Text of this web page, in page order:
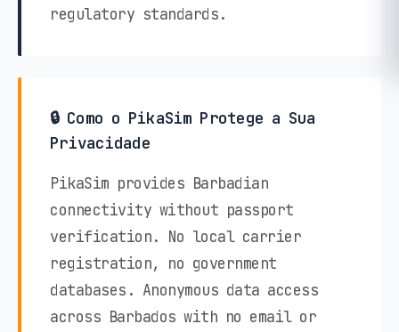
regulatory standards.
🔒 Como o PikaSim Protege a Sua
Privacidade
PikaSim provides Barbadian
connectivity without passport
verification. No local carrier
registration, no government
databases. Anonymous data access
across Barbados with no email or